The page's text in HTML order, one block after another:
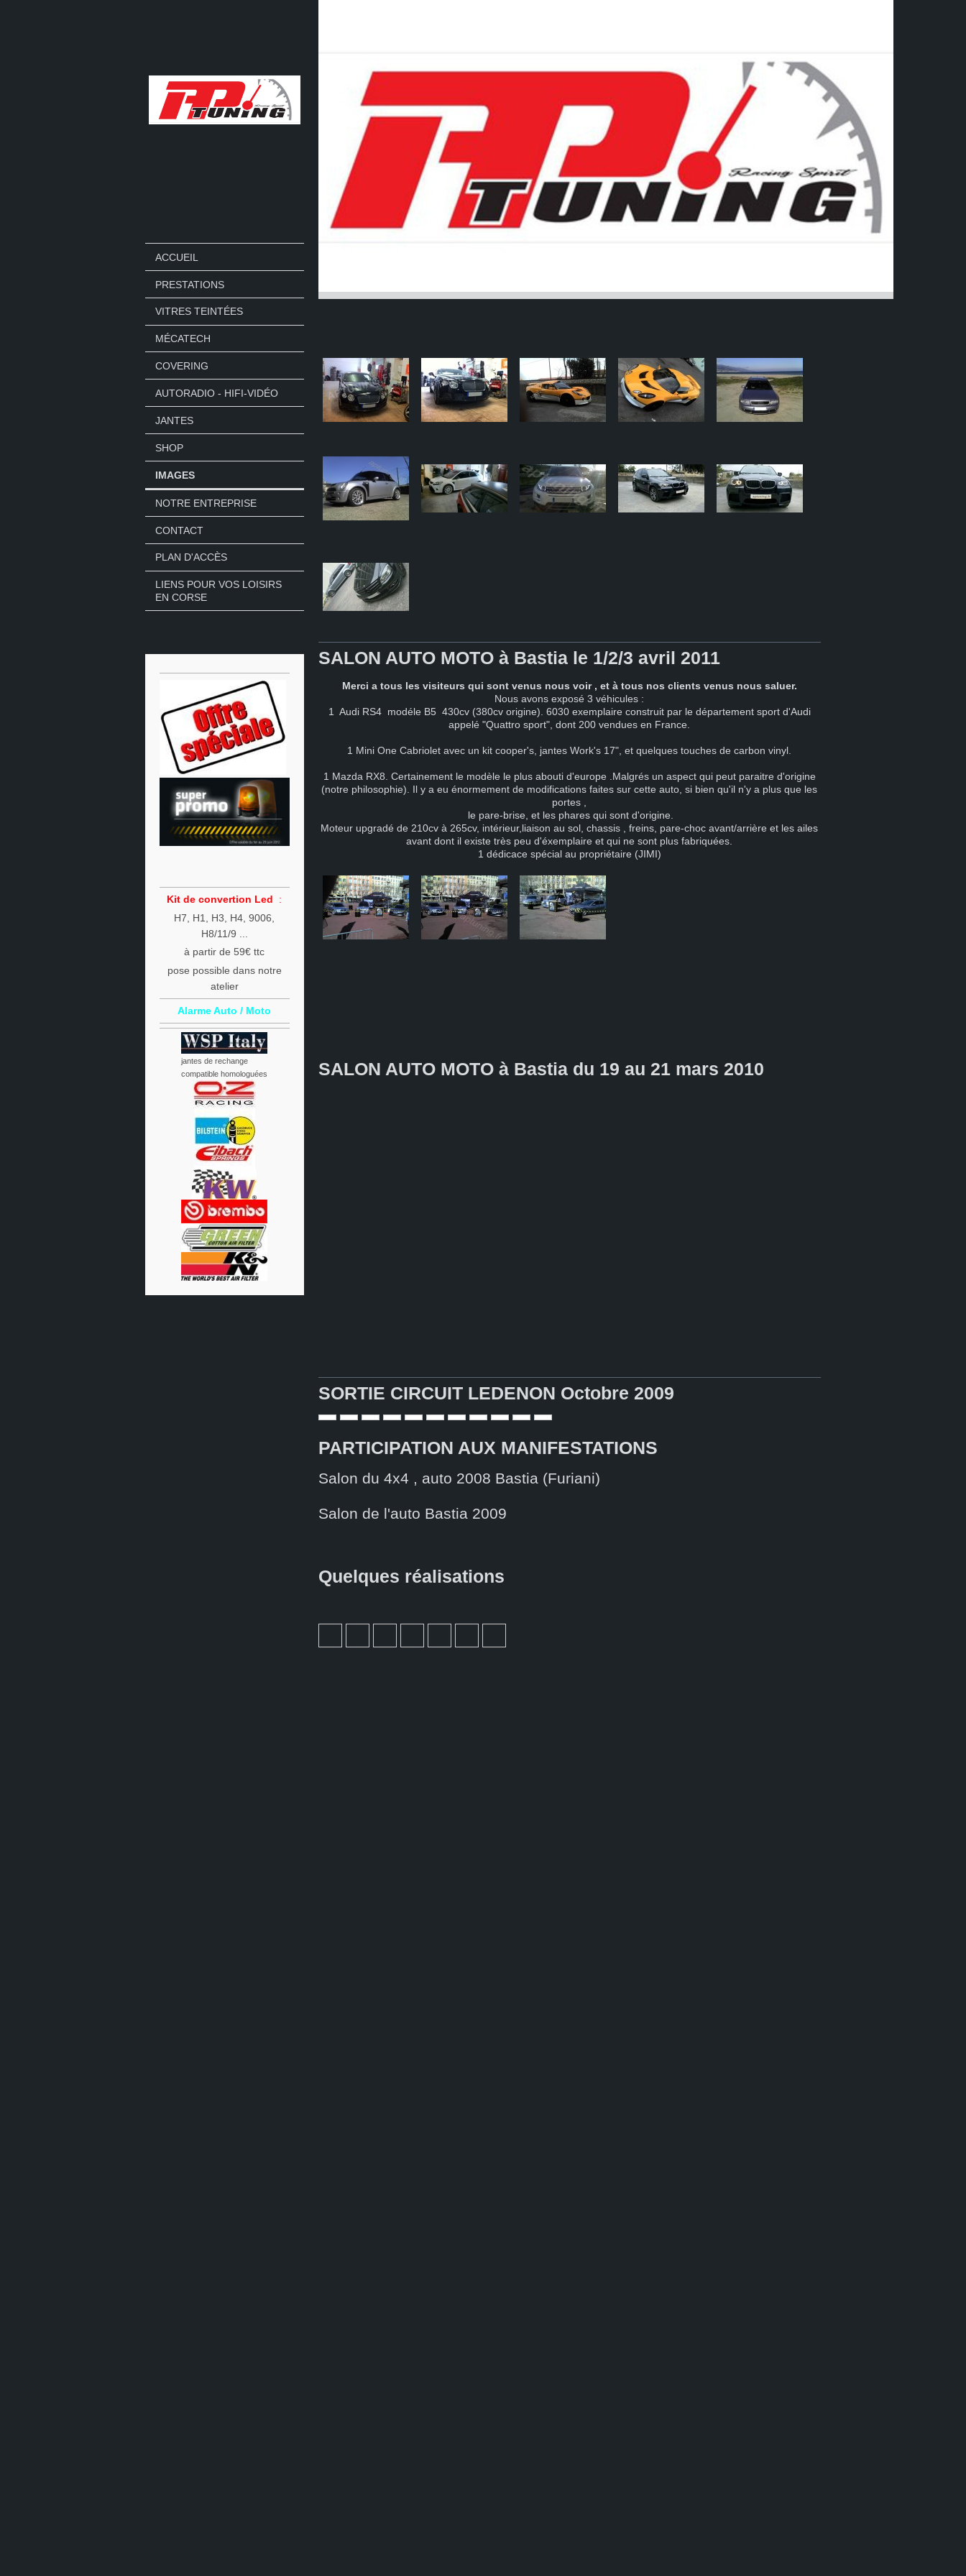
ACCUEIL
PRESTATIONS
VITRES TEINTÉES
MÉCATECH
COVERING
AUTORADIO - HIFI-VIDÉO
JANTES
SHOP
IMAGES
NOTRE ENTREPRISE
CONTACT
PLAN D'ACCÈS
LIENS POUR VOS LOISIRS
EN CORSE
Kit de convertion Led :
H7, H1, H3, H4, 9006,
H8/11/9 ...
à partir de 59€ ttc
pose possible dans notre
atelier
Alarme Auto / Moto
jantes de rechange
compatible homologuées
SALON AUTO MOTO à Bastia le 1/2/3 avril 2011
Merci a tous les visiteurs qui sont venus nous voir , et à tous nos clients venus nous saluer.
Nous avons exposé 3 véhicules :
1 Audi RS4 modéle B5 430cv (380cv origine). 6030 exemplaire construit par le département sport d'Audi
appelé "Quattro sport", dont 200 vendues en France.
1 Mini One Cabriolet avec un kit cooper's, jantes Work's 17", et quelques touches de carbon vinyl.
1 Mazda RX8. Certainement le modèle le plus abouti d'europe .Malgrés un aspect qui peut paraitre d'origine
(notre philosophie). Il y a eu énormement de modifications faites sur cette auto, si bien qu'il n'y a plus que les
portes ,
le pare-brise, et les phares qui sont d'origine.
Moteur upgradé de 210cv à 265cv, intérieur,liaison au sol, chassis , freins, pare-choc avant/arrière et les ailes
avant dont il existe très peu d'éxemplaire et qui ne sont plus fabriquées.
1 dédicace spécial au propriétaire (JIMI)
SALON AUTO MOTO à Bastia du 19 au 21 mars 2010
SORTIE CIRCUIT LEDENON Octobre 2009
PARTICIPATION AUX MANIFESTATIONS
Salon du 4x4 , auto 2008 Bastia (Furiani)
Salon de l'auto Bastia 2009
Quelques réalisations